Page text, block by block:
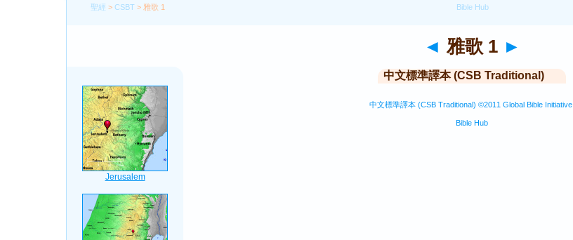
聖經 >CSBT > 雅歌 1
◄ 雅歌 1 ►
中文標準譯本 (CSB Traditional)
中文標準譯本 (CSB Traditional) ©2011 Global Bible Initiative.
Bible Hub